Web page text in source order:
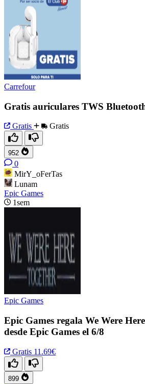
Carrefour
Gratis auriculares TWS
Gratis Gratis
952
0
MirY_oFerTas
Lunam
Epic Games
1sem
Epic Games
Epic Games regala We Were
desde Epic Games el 6/8
Gratis 11.69€
899